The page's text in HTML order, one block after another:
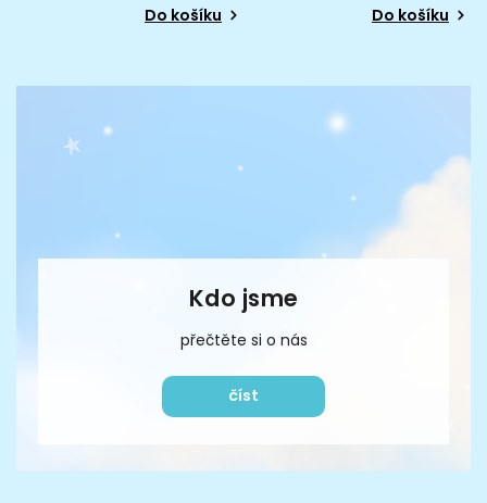
Do košíku Do košíku
Kdo jsme
přečtěte si o nás
číst